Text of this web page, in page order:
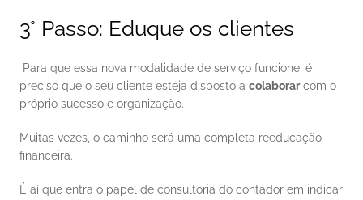
3° Passo: Eduque os clientes
preciso que o seu cliente esteja disposto a colaborar com o
próprio sucesso e organização.
Muitas vezes, o caminho será uma completa reeducação
financeira.
É aí que entra o papel de consultoria do contador em indicar